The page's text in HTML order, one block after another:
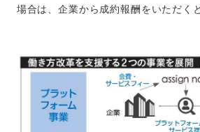
場合は、企業から成約報酬をいただく